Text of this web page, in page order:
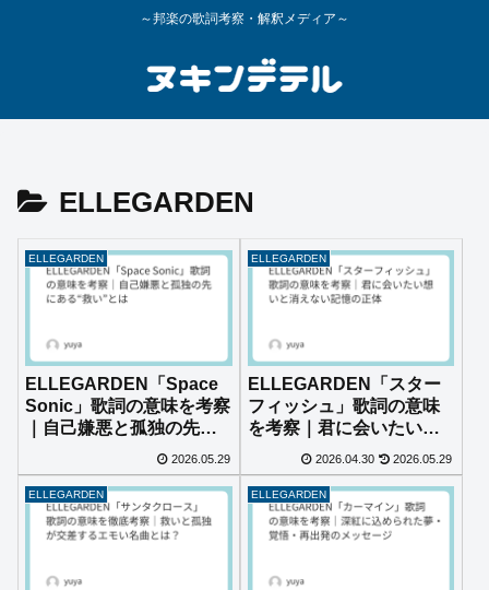
～邦楽の歌詞考察・解釈メディア～
ELLEGARDEN
ELLEGARDEN
ELLEGARDEN「Space
Sonic」歌詞の意味を考察
｜自己嫌悪と孤独の先に
2026.05.29
ELLEGARDEN
ELLEGARDEN「スター
フィッシュ」歌詞の意味
を考察｜君に会いたい想
いと消えない記憶の正体
2026.04.30 2026.05.29
ELLEGARDEN ELLEGARDEN